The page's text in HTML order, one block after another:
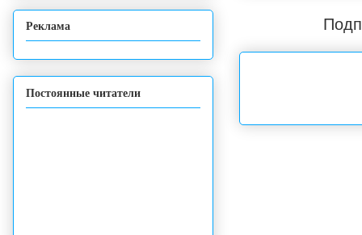
Реклама
Постоянные читатели